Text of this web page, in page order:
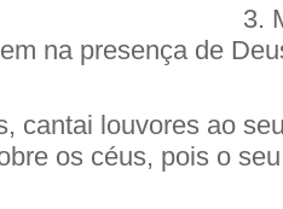
3.
na presença de
cantai louvores ao
os céus, pois o